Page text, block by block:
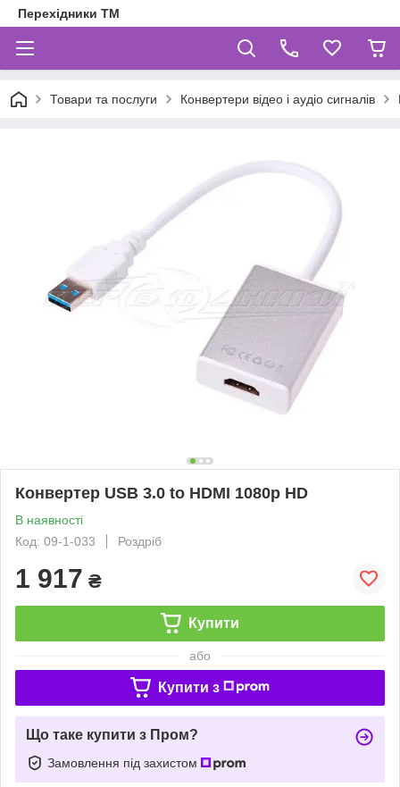
Перехідники ТМ
Товари та послуги Конвертери відео і аудіо сигналів
Конвертер USB 3.0 to HDMI 1080р HD
В наявності
Код: 09-1-033
Роздріб
1 917 ₴
Купити
або
Купити з
Що таке купити з Пром?
Замовлення під захистом